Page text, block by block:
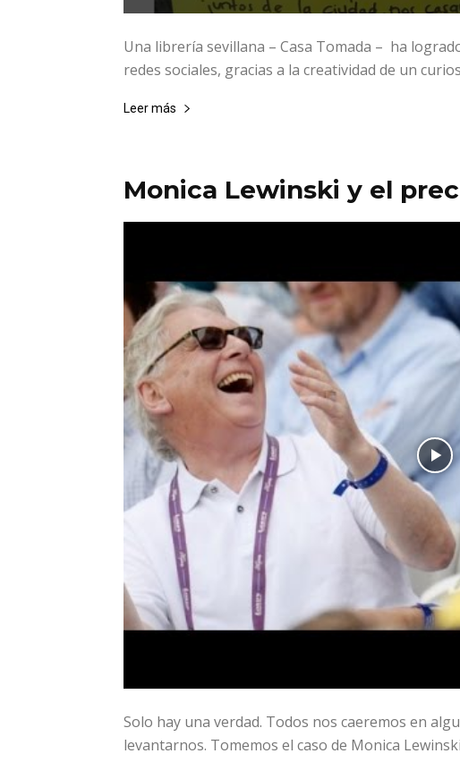
Una librería sevillana – Casa Tomada – ha
redes sociales, gracias a la creatividad de un
Leer más
Monica Lewinski y el
Solo hay una verdad. Todos nos caeremos en
levantarnos. Tomemos el caso de Monica